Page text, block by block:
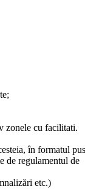
zonele cu facilitati.
în formatul
de regulamentul de
etc.)